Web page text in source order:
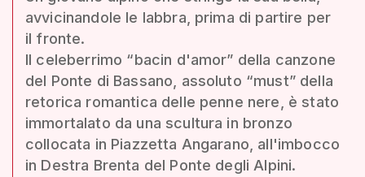
avvicinandole le labbra, prima di partire per
il fronte.
Il celeberrimo “bacin d'amor” della canzone
del Ponte di Bassano, assoluto “must” della
retorica romantica delle penne nere, è stato
immortalato da una scultura in bronzo
collocata in Piazzetta Angarano, all'imbocco
in Destra Brenta del Ponte degli Alpini.